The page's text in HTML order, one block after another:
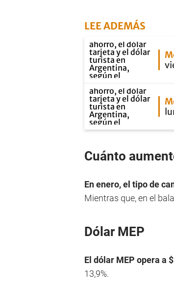
LEE ADEMÁS
Cuánto
En enero, el tipo de
Mientras que, en el
Dólar MEP
El dólar MEP opera a
13,9%.